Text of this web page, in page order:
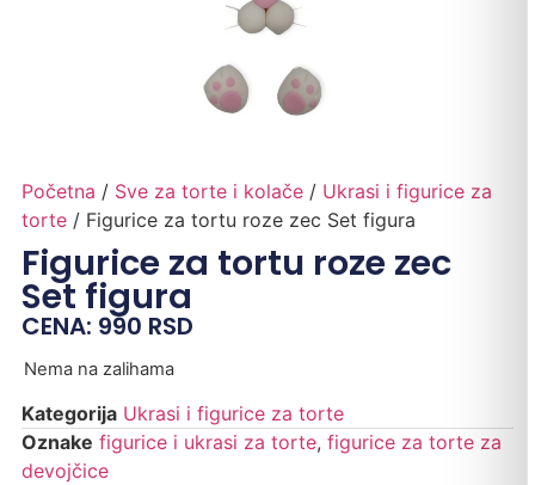
Početna / Sve za torte i kolače/ Ukrasi i figurice za
torte/ Figurice za tortu roze zec Set figura
Figurice za tortu roze zec
Set figura
CENA: 990 RSD
Nema na zalihama
Kategorija Ukrasi i figurice za torte
Oznake figurice i ukrasi za torte, figurice za torte za
devojčice